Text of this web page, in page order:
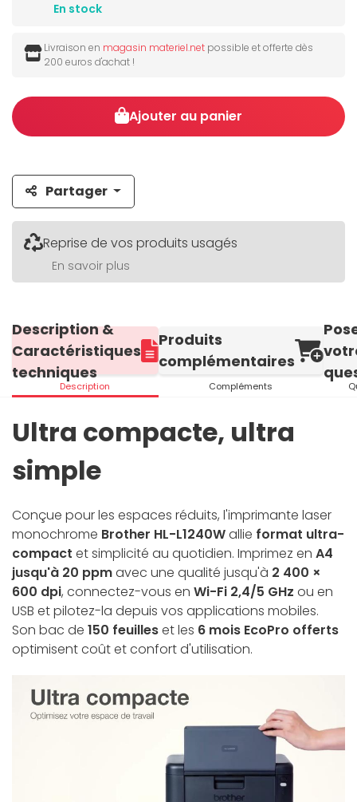
En stock
Livraison en magasin materiel.net possible et offerte dès
200 euros d'achat !
Ajouter au panier
Partager
Reprise de vos produits usagés
En savoir plus
Description &
Caractéristiques
techniques
Description
Produits
complémentaires
Compléments
Ultra compacte, ultra
simple
Conçue pour les espaces réduits, l'imprimante laser
monochrome Brother HL-L1240Wallie format ultra-
compact et simplicité au quotidien. Imprimez en A4
jusqu'à 20 ppmavec une qualité jusqu'à 2 400 ×
600 dpi, connectez-vous en Wi-Fi 2,4/5 GHz ou en
USB et pilotez-la depuis vos applications mobiles.
Son bac de 150 feuilleset les 6 mois EcoPro offerts
optimisent coût et confort d'utilisation.